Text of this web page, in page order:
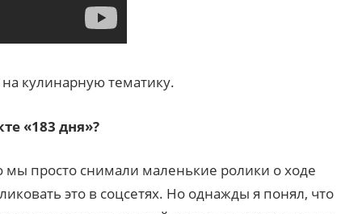
кулинарную тематику.
«183 дня»?
просто снимали маленькие ролики о ходе
это в соцсетях. Но однажды я понял, что